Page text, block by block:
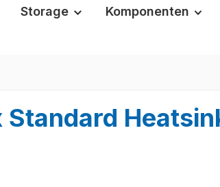
Storage Komponenten